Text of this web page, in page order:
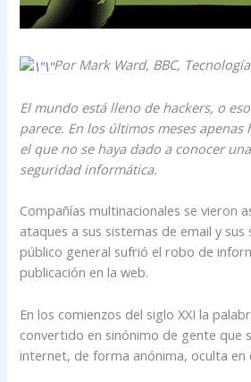
Por Mark Ward, BBC, Tecnología
El mundo está lleno de hackers, o
parece. En los últimos meses apenas
el que no se haya dado a conocer
seguridad informática.
Compañías multinacionales se vieron
ataques a sus sistemas de email y
público general sufrió el robo de
publicación en la web.
En los comienzos del siglo XXI la
convertido en sinónimo de gente que
internet, de forma anónima, oculta en